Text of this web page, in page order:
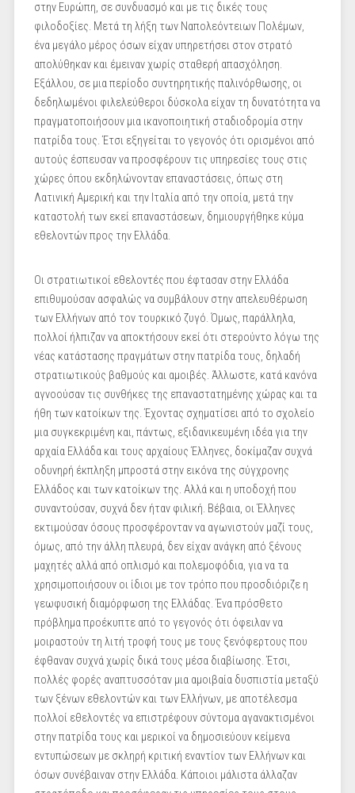
στην Ευρώπη, σε συνδυασμό και με τις δικές τους
φιλοδοξίες. Mετά τη λήξη των Ναπολεόντειων Πολέμων,
ένα μεγάλο μέρος όσων είχαν υπηρετήσει στον στρατό
απολύθηκαν και έμειναν χωρίς σταθερή απασχόληση.
Εξάλλου, σε μια περίοδο συντηρητικής παλινόρθωσης, οι
δεδηλωμένοι φιλελεύθεροι δύσκολα είχαν τη δυνατότητα να
πραγματοποιήσουν μια ικανοποιητική σταδιοδρομία στην
πατρίδα τους. Έτσι εξηγείται το γεγονός ότι ορισμένοι από
αυτούς έσπευσαν να προσφέρουν τις υπηρεσίες τους στις
χώρες όπου εκδηλώνονταν επαναστάσεις, όπως στη
Λατινική Αμερική και την Ιταλία από την οποία, μετά την
καταστολή των εκεί επαναστάσεων, δημιουργήθηκε κύμα
εθελοντών προς την Ελλάδα.
Οι στρατιωτικοί εθελοντές που έφτασαν στην Ελλάδα
επιθυμούσαν ασφαλώς να συμβάλουν στην απελευθέρωση
των Ελλήνων από τον τουρκικό ζυγό. Όμως, παράλληλα,
πολλοί ήλπιζαν να αποκτήσουν εκεί ότι στερούντο λόγω της
νέας κατάστασης πραγμάτων στην πατρίδα τους, δηλαδή
στρατιωτικούς βαθμούς και αμοιβές. Άλλωστε, κατά κανόνα
αγνοούσαν τις συνθήκες της επαναστατημένης χώρας και τα
ήθη των κατοίκων της. Έχοντας σχηματίσει από το σχολείο
μια συγκεκριμένη και, πάντως, εξιδανικευμένη ιδέα για την
αρχαία Ελλάδα και τους αρχαίους Έλληνες, δοκίμαζαν συχνά
οδυνηρή έκπληξη μπροστά στην εικόνα της σύγχρονης
Ελλάδος και των κατοίκων της. Αλλά και η υποδοχή που
συναντούσαν, συχνά δεν ήταν φιλική. Βέβαια, οι Έλληνες
εκτιμούσαν όσους προσφέρονταν να αγωνιστούν μαζί τους,
όμως, από την άλλη πλευρά, δεν είχαν ανάγκη από ξένους
μαχητές αλλά από οπλισμό και πολεμοφόδια, για να τα
χρησιμοποιήσουν οι ίδιοι με τον τρόπο που προσδιόριζε η
γεωφυσική διαμόρφωση της Ελλάδας. Ένα πρόσθετο
πρόβλημα προέκυπτε από το γεγονός ότι όφειλαν να
μοιραστούν τη λιτή τροφή τους με τους ξενόφερτους που
έφθαναν συχνά χωρίς δικά τους μέσα διαβίωσης. Έτσι,
πολλές φορές αναπτυσσόταν μια αμοιβαία δυσπιστία μεταξύ
των ξένων εθελοντών και των Ελλήνων, με αποτέλεσμα
πολλοί εθελοντές να επιστρέφουν σύντομα αγανακτισμένοι
στην πατρίδα τους και μερικοί να δημοσιεύουν κείμενα
εντυπώσεων με σκληρή κριτική εναντίον των Ελλήνων και
όσων συνέβαιναν στην Ελλάδα. Κάποιοι μάλιστα άλλαζαν